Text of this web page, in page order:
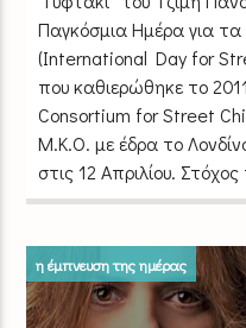
Παγκόσμια Ημέρα για
(International Day for
που καθιερώθηκε το
Consortium for Street
Μ.Κ.Ο. με έδρα το
στις 12 Απριλίου.
η έμπνευση της ημέρας